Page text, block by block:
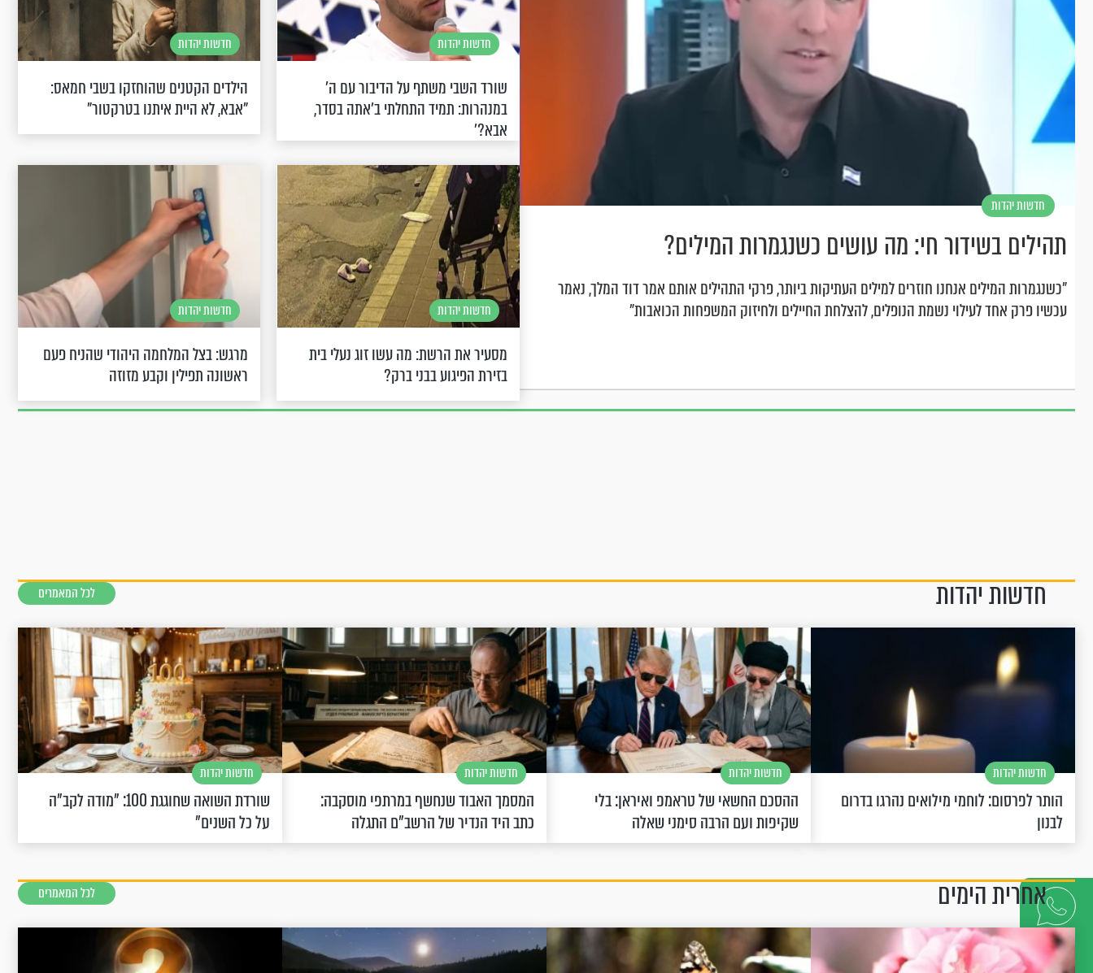
דברו
איתנו
חדשות יהדות
תהילים בשידור חי: מה עושים כשנגמרות המילים?
"כשנגמרות המילים אנחנו חוזרים למילים העתיקות ביותר, פרקי התהילים אותם אמר דוד המלך, נאמר
עכשיו פרק אחד לעילוי נשמת הנופלים, להצלחת החיילים ולחיזוק המשפחות הכואבות"
חדשות יהדות
שורד השבי משתף על הדיבור עם ה'
במנהרות: תמיד התחלתי ב'אתה בסדר,
אבא?'
חדשות יהדות
הילדים הקטנים שהוחזקו בשבי חמאס:
"אבא, לא היית איתנו בטרקטור"
חדשות יהדות
מסעיר את הרשת: מה עשו זוג נעלי בית
בזירת הפיגוע בבני ברק?
חדשות יהדות
מרגש: בצל המלחמה היהודי שהניח פעם
ראשונה תפילין וקבע מזוזה
חדשות יהדות לכל המאמרים
חדשות יהדות
הותר לפרסום: לוחמי מילואים נהרגו בדרום
לבנון
חדשות יהדות
ההסכם החשאי של טראמפ ואיראן: בלי
שקיפות ועם הרבה סימני שאלה
חדשות יהדות
המסמך האבוד שנחשף במרתפי מוסקבה:
כתב היד הנדיר של הרשב"ם התגלה
חדשות יהדות
שורדת השואה שחוגגת 100: "מודה לקב"ה
על כל השנים"
אחרית הימים לכל המאמרים